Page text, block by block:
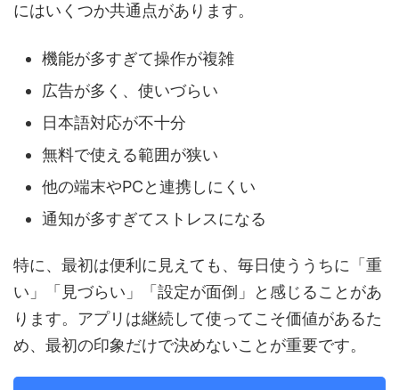
にはいくつか共通点があります。
機能が多すぎて操作が複雑
広告が多く、使いづらい
日本語対応が不十分
無料で使える範囲が狭い
他の端末やPCと連携しにくい
通知が多すぎてストレスになる
特に、最初は便利に見えても、毎日使ううちに「重
い」「見づらい」「設定が面倒」と感じることがあ
ります。アプリは継続して使ってこそ価値があるた
め、最初の印象だけで決めないことが重要です。